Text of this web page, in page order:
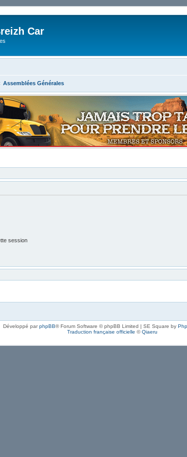
Car
Assemblées Générales
session
Développé parphpBB® Forum Software © phpBB Limited | SE Square by
Traduction française officielle ©Qiaeru